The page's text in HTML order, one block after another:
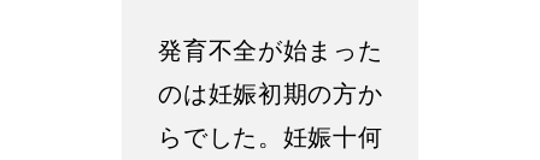
発育不全が始まった
のは妊娠初期の方か
らでした。妊娠十何